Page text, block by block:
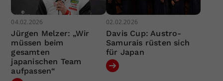
04.02.2026
Jürgen Melzer: „Wir
müssen beim
gesamten
japanischen Team
aufpassen“
02.02.2026
Davis Cup: Austro-
Samurais rüsten sich
für Japan